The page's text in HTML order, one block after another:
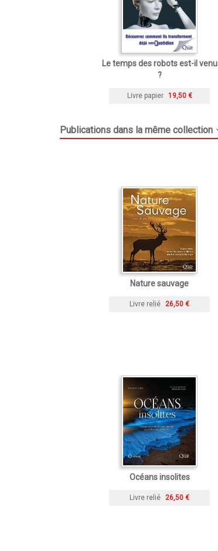
Le temps des robots est-il venu
?
Livre papier 19,50 €
Publications dans la même collection
Nature sauvage
Livre relié 26,50 €
Océans insolites
Livre relié 26,50 €